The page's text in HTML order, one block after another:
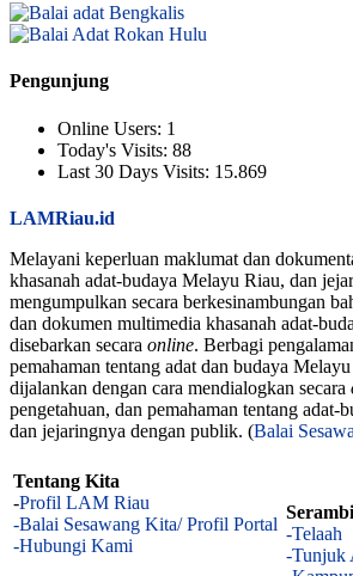
Pengunjung
Online Users: 1
Today's Visits: 88
Last 30 Days Visits: 15.869
LAMRiau.id
Melayani keperluan maklumat dan
khasanah adat-budaya Melayu Riau, dan
mengumpulkan secara berkesinambungan
dan dokumen multimedia khasanah adat-
disebarkan secara online. Berbagi
pemahaman tentang adat dan budaya
dijalankan dengan cara mendialogkan secara
pengetahuan, dan pemahaman tentang adat-
dan jejaringnya dengan publik. (Balai
Tentang Kita
-Profil LAM Riau
-Balai Sesawang Kita/ Profil Portal
-Hubungi Kami
Serambi
-Telaah
-Tunjuk